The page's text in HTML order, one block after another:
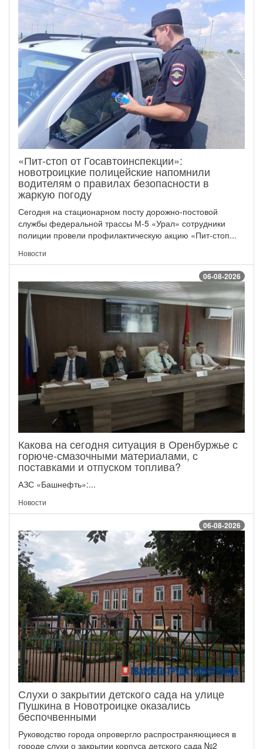
«Пит-стоп от Госавтоинспекции»:
новотроицкие полицейские напомнили
водителям о правилах безопасности в
жаркую погоду
Сегодня на стационарном посту дорожно-постовой
службы федеральной трассы М-5 «Урал» сотрудники
полиции провели профилактическую акцию «Пит-стоп...
Новости
06-08-2026
Какова на сегодня ситуация в Оренбуржье с
горюче‑смазочными материалами, с
поставками и отпуском топлива?
АЗС «Башнефть»:...
Новости
06-08-2026
Слухи о закрытии детского сада на улице
Пушкина в Новотроицке оказались
беспочвенными
Руководство города опровергло распространяющиеся в
городе слухи о закрытии корпуса детского сада №2